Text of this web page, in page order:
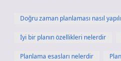
Doğru zaman planlaması nasıl
İyi bir planın özellikleri nelerdir
Planlama esasları nelerdir